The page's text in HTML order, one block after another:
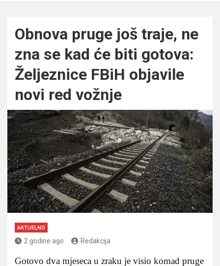
Obnova pruge još traje, ne
zna se kad će biti gotova:
Željeznice FBiH objavile
novi red vožnje
AKTUELNO
2 godine ago Redakcija
Gotovo dva mjeseca u zraku je visio komad pruge